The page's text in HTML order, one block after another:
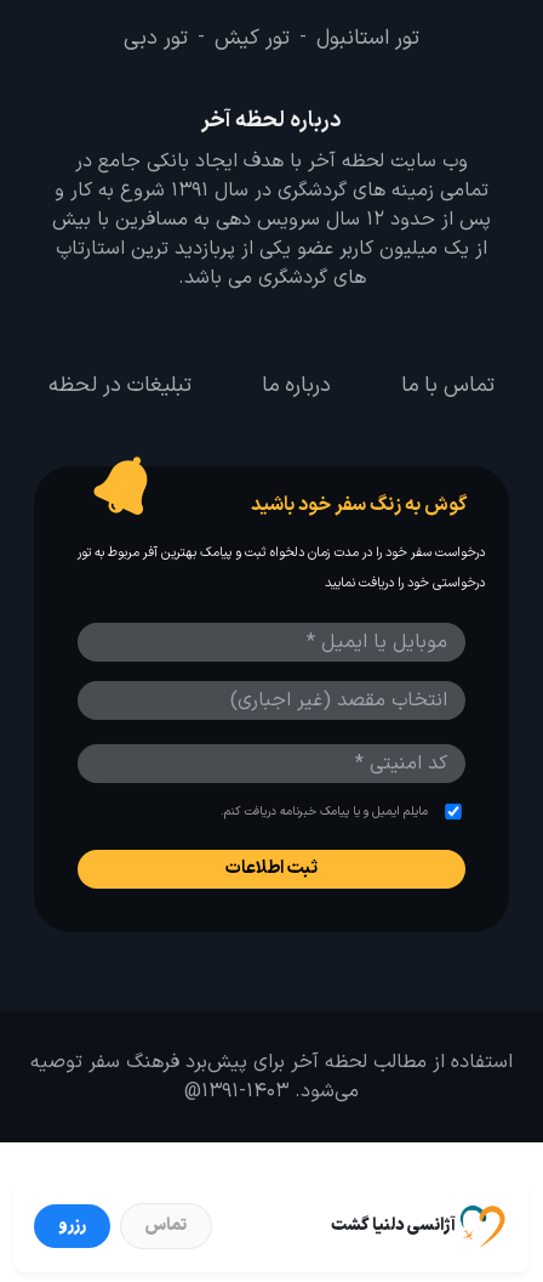
آژانسی دلنیا گشت تماس رزرو
تور استانبول - تور کیش - تور دبی
درباره لحظه آخر
وب سایت لحظه آخر با هدف ایجاد بانکی جامع در
تمامی زمینه های گردشگری در سال 1391 شروع به کار و
پس از حدود 12 سال سرویس دهی به مسافرین با بیش
از یک میلیون کاربر عضو یکی از پربازدید ترین استارتاپ
های گردشگری می باشد.
تماس با ما درباره ما تبلیغات در لحظه
گوش به زنگ سفر خود باشید
درخواست سفر خود را در مدت زمان دلخواه ثبت و پیامک بهترین آفر مربوط به تور
درخواستی خود را دریافت نمایید
مایلم ایمیل و یا پیامک خبرنامه دریافت کنم.
استفاده از مطالب لحظه آخر برای پیش‌برد فرهنگ سفر توصیه
می‌شود. 1403-1391@